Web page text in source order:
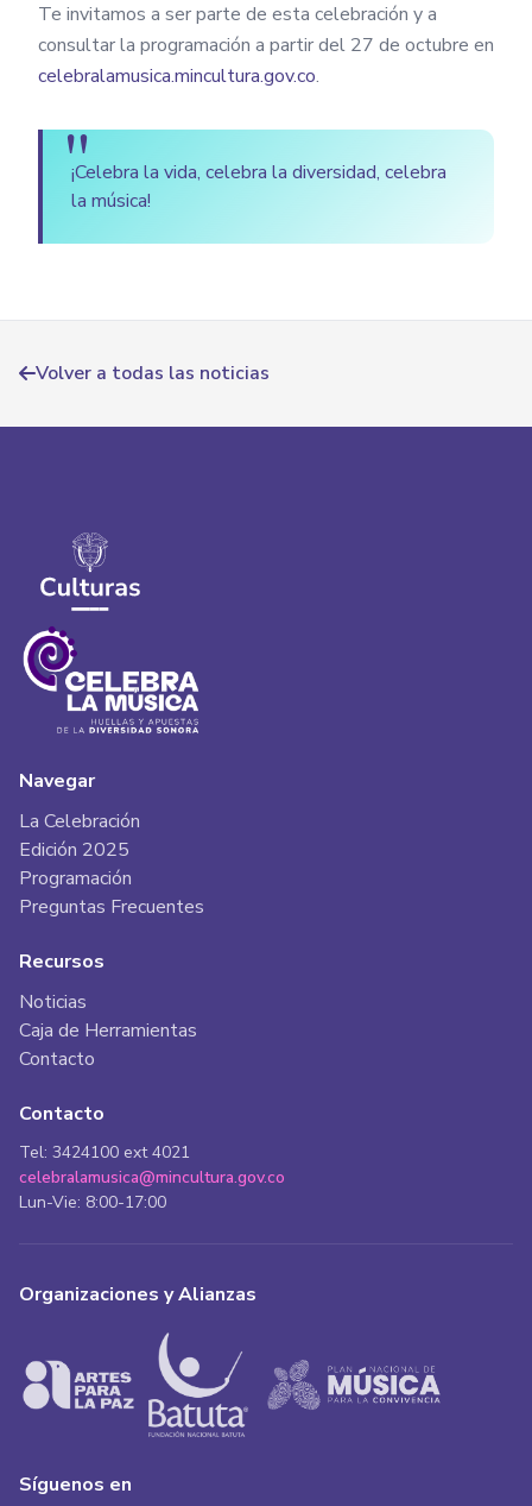
Te invitamos a ser parte de esta celebración y a
consultar la programación a partir del 27 de octubre en
celebralamusica.mincultura.gov.co.
¡Celebra la vida, celebra la diversidad, celebra
la música! ​
Volver a todas las noticias
Navegar
La Celebración
Edición 2025
Programación
Preguntas Frecuentes
Recursos
Noticias
Caja de Herramientas
Contacto
Contacto
Tel: 3424100 ext 4021
celebralamusica@mincultura.gov.co
Lun-Vie: 8:00-17:00
Organizaciones y Alianzas
Síguenos en